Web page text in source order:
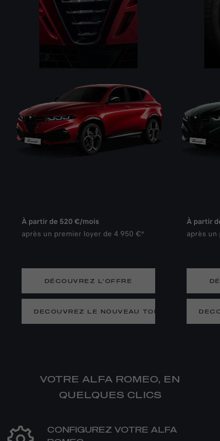
À partir de 520 €/mois
après un premier loyer de 4 950 €*
DÉCOUVREZ L’OFFRE
DECOUVREZ LE NOUVEAU TONALE
À partir
après
VOTRE ALFA ROMEO, EN
QUELQUES CLICS
CONFIGUREZ VOTRE ALFA